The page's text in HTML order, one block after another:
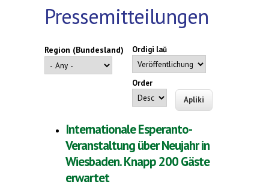
Pressemitteilungen
Region (Bundesland) Ordigi laŭ
Order
Internationale Esperanto-
Veranstaltung über Neujahr in
Wiesbaden. Knapp 200 Gäste
erwartet